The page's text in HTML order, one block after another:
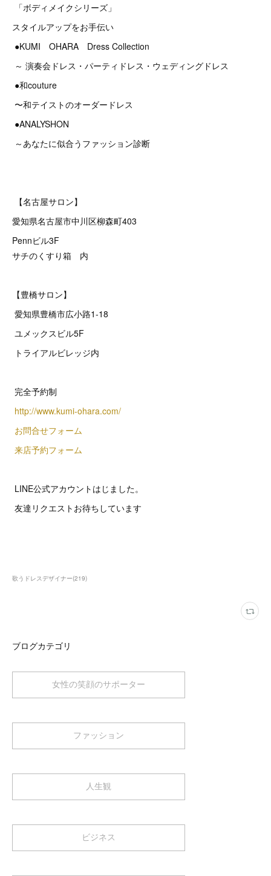
「ボディメイクシリーズ」
スタイルアップをお手伝い
●KUMI OHARA Dress Collection
～ 演奏会ドレス・パーティドレス・ウェディングドレス
●和couture
〜和テイストのオーダードレス
●ANALYSHON
～あなたに似合うファッション診断
【名古屋サロン】
愛知県名古屋市中川区柳森町403
Pennビル3F
サチのくすり箱 内
【豊橋サロン】
愛知県豊橋市広小路1-18
ユメックスビル5F
トライアルビレッジ内
完全予約制
http://www.kumi-ohara.com/
お問合せフォーム
来店予約フォーム
LINE公式アカウントはじました。
友達リクエストお待ちしています
歌うドレスデザイナー(219)
ブログカテゴリ
女性の笑顔のサポーター
ファッション
人生観
ビジネス